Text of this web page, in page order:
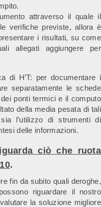
attraverso il quale il
verifiche previste, allora è
i risultati, su come
allegati aggiungere per
di H’T: per documentare i
separatamente le schede
ponti termici e il computo
della media pesata di tali
l’utilizzo di strumenti di
delle informazioni.
ciò che ruota
.
fin da subito quali deroghe,
riguardare il nostro
la soluzione migliore